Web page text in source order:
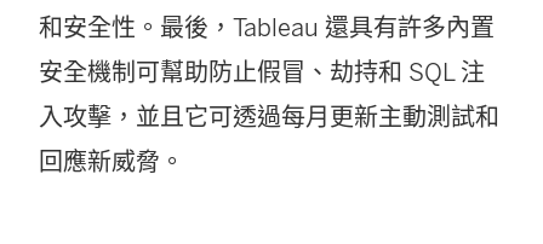
視
窗
開
啟
結
在
新
和安全性。最後，Tableau 還具有許多內置
安全機制可幫助防止假冒、劫持和 SQL 注
入攻擊，並且它可透過每月更新主動測試和
回應新威脅。